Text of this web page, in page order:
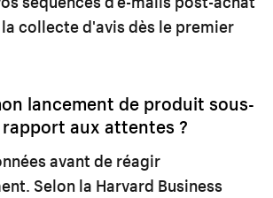
collecte d'avis dès le premier
lancement de produit sous-
aux attentes ?
avant de réagir
Selon la Harvard Business